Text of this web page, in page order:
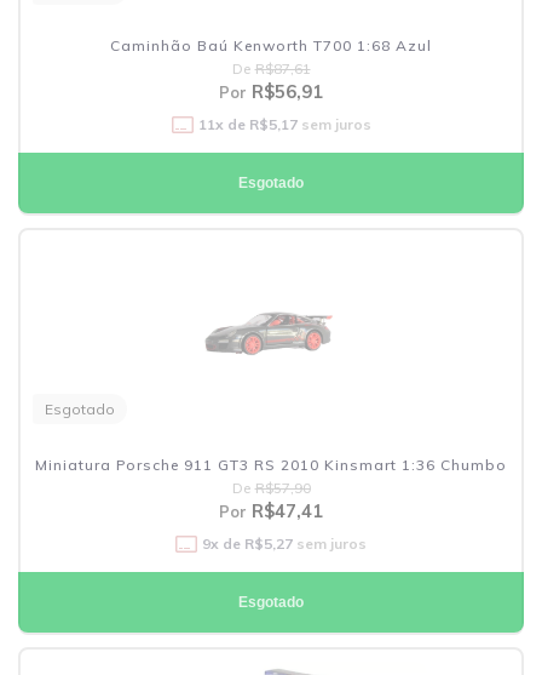
Caminhão Baú Kenworth T700 1:68 Azul
De R$87,61
Por R$56,91
11x de R$5,17sem juros
Esgotado
Esgotado
Miniatura Porsche 911 GT3 RS 2010 Kinsmart 1:36 Chumbo
De R$57,90
Por R$47,41
9x de R$5,27 sem juros
Esgotado